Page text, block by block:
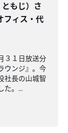
もじ）さ
フィス・代
１日放送分
ウンジ』。今
社長の山城智
た。...